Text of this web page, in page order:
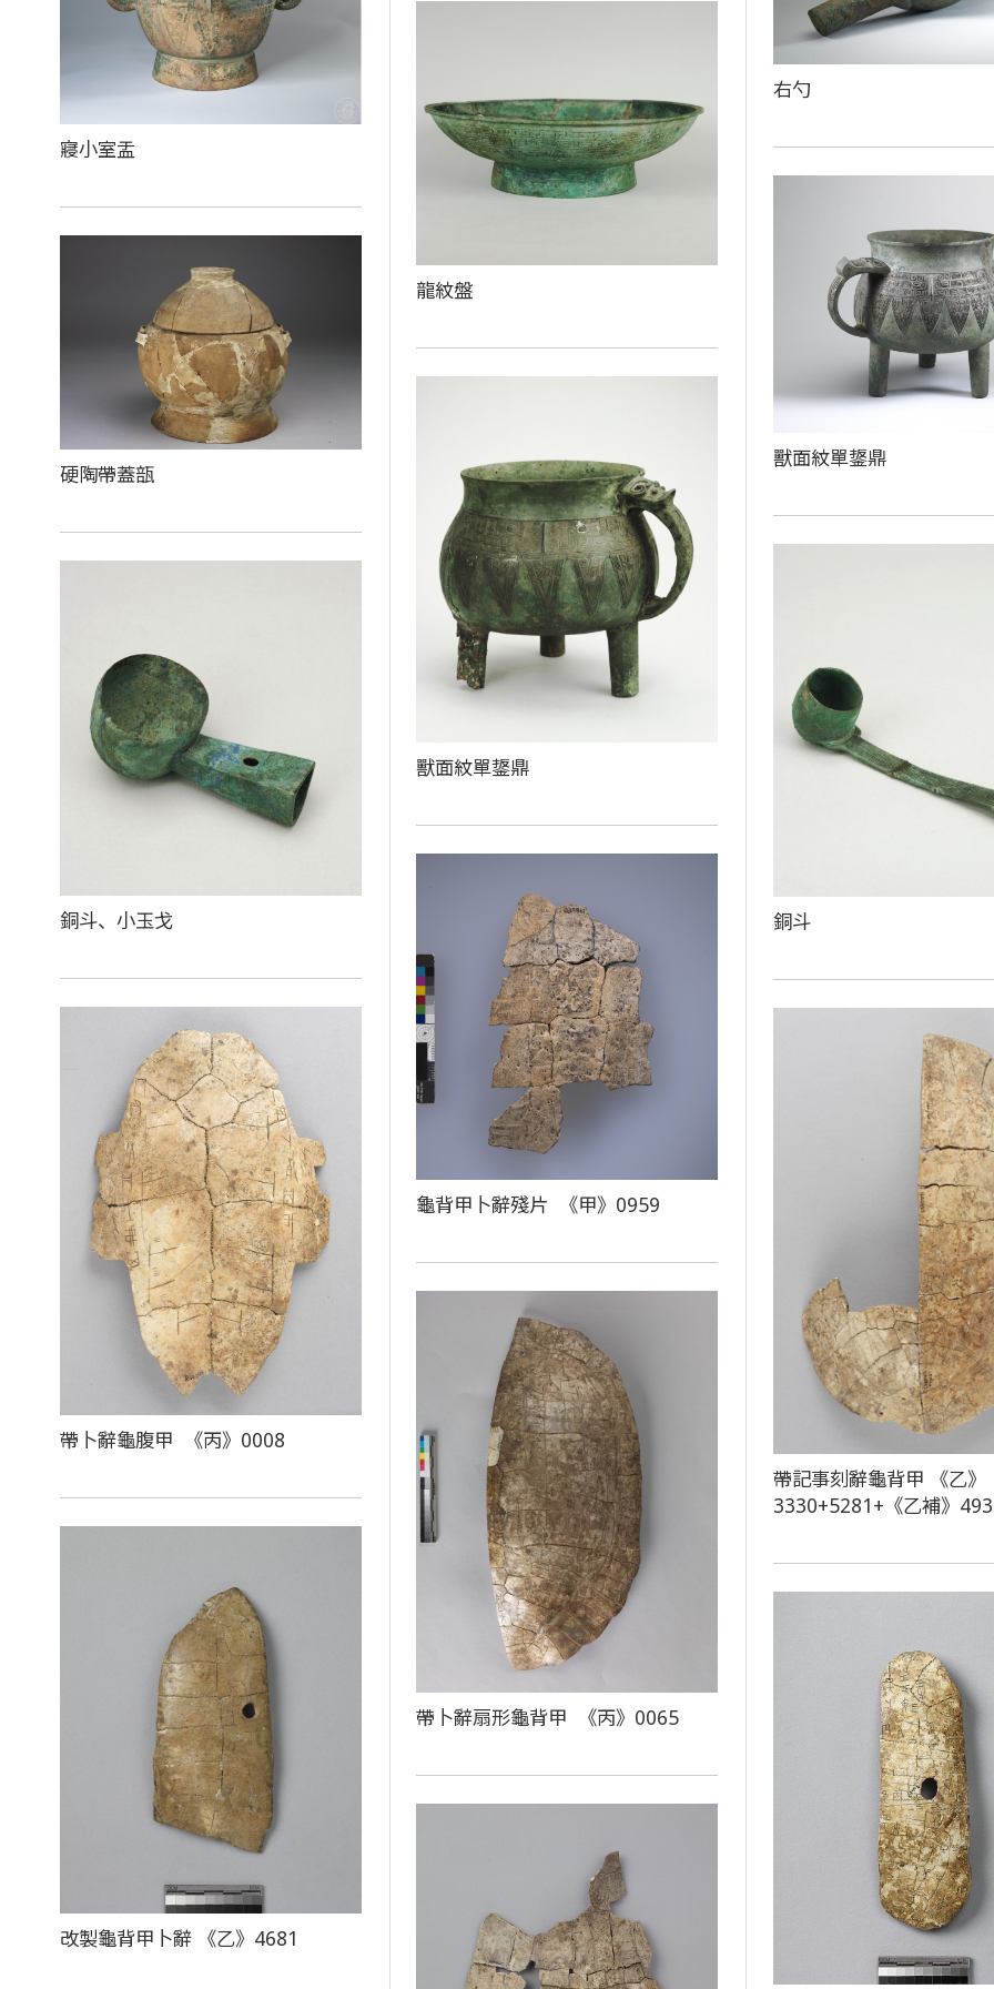
寢小室盂
右勺
龍紋盤
獸面紋單鋬鼎
硬陶帶蓋瓿
獸面紋單鋬鼎
銅斗
銅斗、小玉戈
龜背甲卜辭殘片 《甲》0959
帶卜辭龜腹甲 《丙》0008
帶記事刻辭龜背甲 《乙》
3330+5281+《乙補》
帶卜辭扇形龜背甲 《丙》0065
改製龜背甲卜辭 《乙》4681